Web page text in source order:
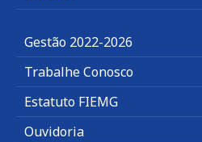
Gestão 2022-2026
Trabalhe Conosco
Estatuto FIEMG
Ouvidoria